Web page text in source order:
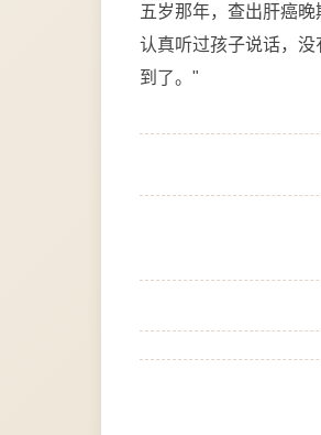
五岁那年，查出肝癌
认真听过孩子说话，
到了。"